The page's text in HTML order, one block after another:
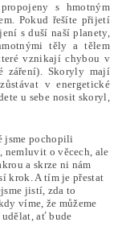
s hmotným
Pokud řešíte přijetí
s duší naší planety,
těly a tělem
vznikají chybou v
záření). Skoryly mají
v energetické
u sebe nosit skoryl,
jsme pochopili
nemluvit o věcech, ale
a skrze ni nám
krok. A tím je přestat
jistí, zda to
víme, že můžeme
ať bude